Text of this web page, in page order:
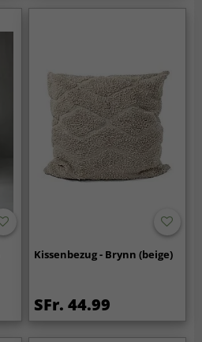
Kissenbezug - Brynn (beige)
SFr. 44.99